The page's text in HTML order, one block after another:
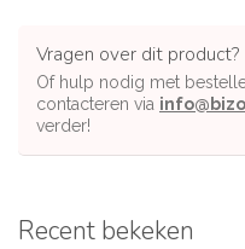
Vragen over dit product?
Of hulp nodig met
contacteren via
verder!
Recent bekeken